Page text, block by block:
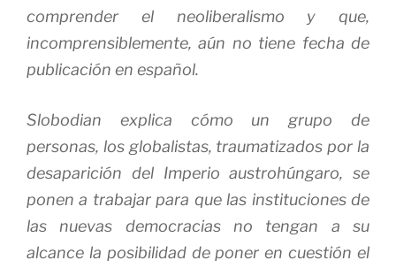
comprender el neoliberalismo y que,
incomprensiblemente, aún no tiene fecha de
publicación en español.
Slobodian explica cómo un grupo de
personas, los globalistas, traumatizados por la
desaparición del Imperio austrohúngaro, se
ponen a trabajar para que las instituciones de
las nuevas democracias no tengan a su
alcance la posibilidad de poner en cuestión el